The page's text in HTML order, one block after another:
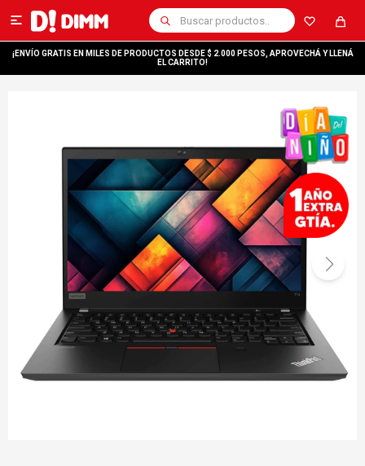

¡ENVÍO GRATIS EN MILES DE PRODUCTOS DESDE $ 2.000 PESOS, APROVECHÁ Y LLENÁ
EL CARRITO!